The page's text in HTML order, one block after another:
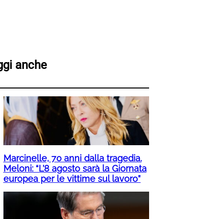
anche
Marcinelle, 70 anni dalla tragedia.
Meloni: “L’8 agosto sarà la Giornata
europea per le vittime sul lavoro”